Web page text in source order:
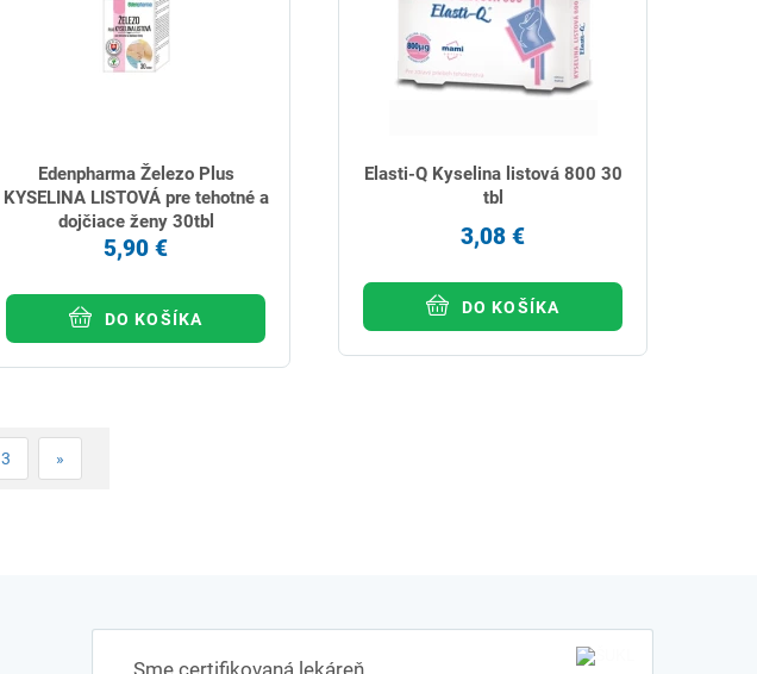
Edenpharma Železo Plus
KYSELINA LISTOVÁ pre tehotné a
dojčiace ženy 30tbl
5,90 €
DO KOŠÍKA
Elasti-Q Kyselina listová 800 30
tbl
3,08 €
DO KOŠÍKA
3 »
Sme certifikovaná lekáreň